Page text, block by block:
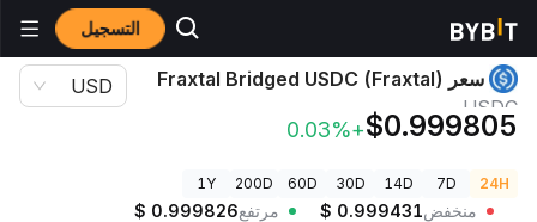
التسجيل أسعار العملات الرقمية
سعر Fraxtal Bridged USDC (Fraxtal)
USDC
$0.999805
+0.03%
USD
24H
7D
14D
30D
60D
200D
1Y
منخفض $ 0.999431 مرتفع $ 0.999826